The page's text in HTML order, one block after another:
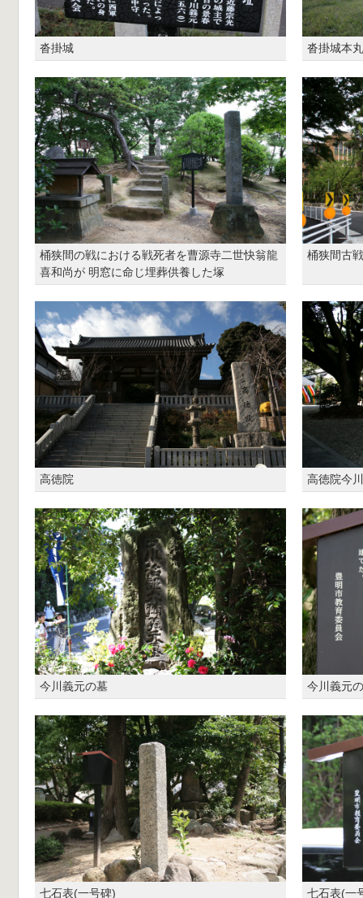
沓掛城 沓掛城本
桶狭間の戦における戦死者を曹源寺二世快翁龍
喜和尚が 明窓に命じ埋葬供養した塚
桶狭間古
高徳院 高徳院今
今川義元の墓 今川義元
七石表(一号碑) 七石表(一